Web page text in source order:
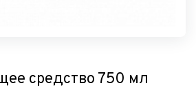
средство 750 мл